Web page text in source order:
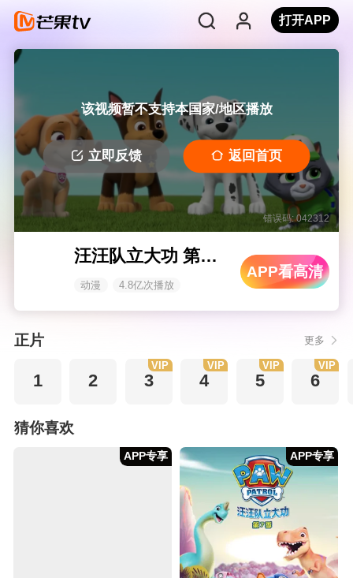
打开APP
该视频暂不支持本国家/地区播放
立即反馈 返回首页
错误码: 042312
汪汪队立大功 第十季
动漫 4.8亿次播放
APP看高清
正片 更多
1 2 3
VIP
4
VIP
5
VIP
6
VIP
猜你喜欢
APP专享 APP专享